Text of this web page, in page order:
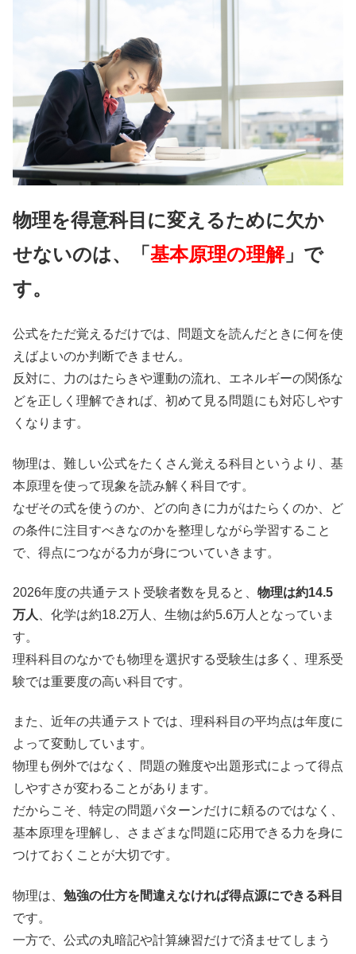
物理を得意科目に変えるために欠か
せないのは、「基本原理の理解」で
す。
公式をただ覚えるだけでは、問題文を読んだときに何を使
えばよいのか判断できません。
反対に、力のはたらきや運動の流れ、エネルギーの関係な
どを正しく理解できれば、初めて見る問題にも対応しやす
くなります。
物理は、難しい公式をたくさん覚える科目というより、基
本原理を使って現象を読み解く科目です。
なぜその式を使うのか、どの向きに力がはたらくのか、ど
の条件に注目すべきなのかを整理しながら学習すること
で、得点につながる力が身についていきます。
2026年度の共通テスト受験者数を見ると、 物理は約14.5
万人
、化学は約18.2万人、生物は約5.6万人となっていま
す。
理科科目のなかでも物理を選択する受験生は多く、理系受
験では重要度の高い科目です。
また、近年の共通テストでは、理科科目の平均点は年度に
よって変動しています。
物理も例外ではなく、問題の難度や出題形式によって得点
しやすさが変わることがあります。
だからこそ、特定の問題パターンだけに頼るのではなく、
基本原理を理解し、さまざまな問題に応用できる力を身に
つけておくことが大切です。
物理は、 勉強の仕方を間違えなければ得点源にできる科目
です。
一方で、公式の丸暗記や計算練習だけで済ませてしまう